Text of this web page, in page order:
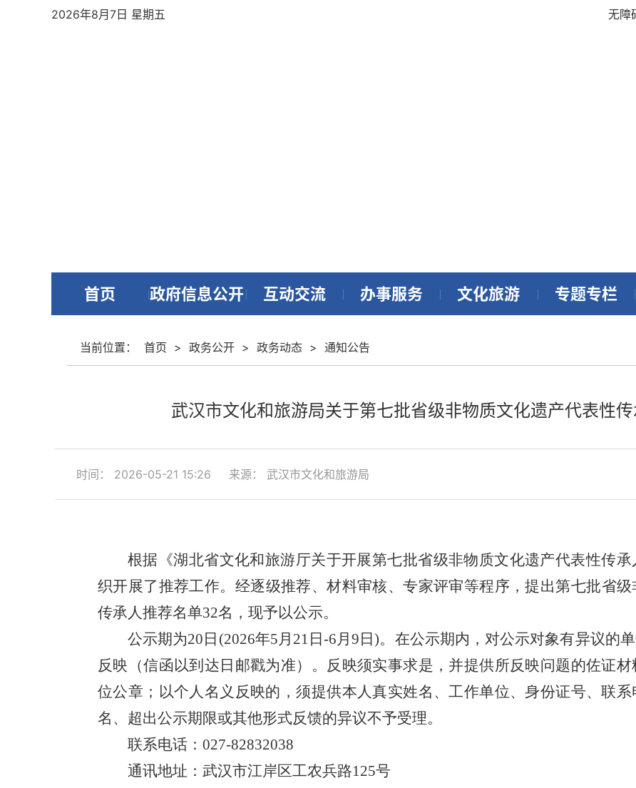
2026年8月7日 星期五 无障
首页 政府信息公开 互动交流 办事服务 文化旅游 专题专栏
当前位置： 首页 > 政务公开 > 政务动态 > 通知公告
武汉市文化和旅游局关于第七批省级非物质文化遗产代表性
时间： 2026-05-21 15:26 来源： 武汉市文化和旅游局
根据《湖北省文化和旅游厅关于开展第七批省级非物质文化遗产代表性传承
织开展了推荐工作。 经逐级推荐、材料审核、专家评审等程序，提出第七批省
传承人推荐名单32名，现予以公示。
公示期为20 日 (2026年5月21日-6月9日)。在公示期内，对公示对象有异议的
反映（信函以到达日邮戳为准）。反映须实事求是，并提供所反映问题的佐证
位公章；以个人名义反映的 ，须提供本人真实姓名、工作单位、身份证号、联
名、超出公示期限或其他形式反馈的异议不予受理。
联系电话： 027-82832038
通讯地址：武汉市江岸区工农兵路125号